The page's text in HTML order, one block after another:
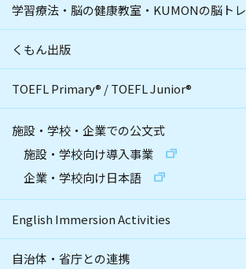
学習療法・脳の健康教室・KUMONの脳トレ
くもん出版
TOEFL Primary® /TOEFL Junior®
施設・学校・企業での公文式
施設・学校向け導入事業
企業・学校向け日本語
English Immersion Activities
自治体・省庁との連携